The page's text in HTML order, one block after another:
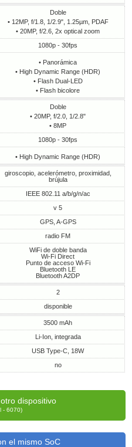
Doble
• 12MP, f/1.8, 1/2.9", 1.25µm, PDAF
• 20MP, f/2.6, 2x optical zoom
1080p - 30fps
• Panorámica
• High Dynamic Range (HDR)
• Flash Dual-LED
• Flash bicolore
Doble
• 20MP, f/2.0, 1/2.8"
• 8MP
1080p - 30fps
• High Dynamic Range (HDR)
giroscopio, acelerómetro, proximidad,
brújula
IEEE 802.11 a/b/g/n/ac
v 5
GPS, A-GPS
radio FM
WiFi de doble banda
Wi-Fi Direct
Punto de acceso Wi-Fi
Bluetooth LE
Bluetooth A2DP
2
disponible
3500 mAh
Li-Ion, integrada
USB Type-C, 18W
no
dispositivo
- 6070)
el mismo SoC